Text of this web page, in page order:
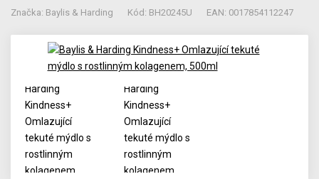
Značka: Baylis & Harding Kód: BH20245U EAN: 0017854112247